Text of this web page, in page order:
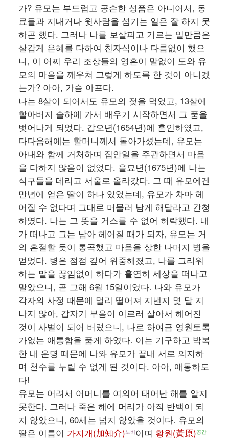
가? 유모는 부드럽고 공손한 성품은 아니어서, 동
료들과 지내거나 윗사람을 섬기는 일은 잘 하지 못
하곤 했다. 그러나 나를 보살피고 기르는 일만큼은
살갑게 은혜를 다하여 친자식이나 다름없이 했으
니, 이 어찌 우리 조상들의 영혼이 말없이 도와 유
모의 마음을 깨우쳐 그렇게 하도록 한 것이 아니겠
는가? 아아, 가슴 아프다.
나는 8살이 되어서도 유모의 젖을 먹었고, 13살에
할아버지 슬하에 가서 배우기 시작하면서 그 품을
벗어나게 되었다. 갑오년(1654년)에 혼인하였고,
다다음해에는 할머니께서 돌아가셨는데, 유모는
아내와 함께 거처하며 집안일을 주관하면서 마음
을 다하지 않음이 없었다. 을묘년(1675년)에 나는
식구들을 데리고 서울로 올라갔다. 그 때 유모에겐
만년에 얻은 딸이 하나 있었는데, 유모가 차마 헤
어질 수 없다며 그대로 머물러 남게 해달라고 간청
하였다. 나는 그 뜻을 거스를 수 없어 허락했다. 내
가 떠나고 그는 남아 헤어질 때가 되자, 유모는 거
의 혼절할 듯이 통곡했고 마음을 상한 나머지 병을
얻었다. 병은 점점 깊어 위중해졌고, 나를 그리워
하는 말을 끊임없이 하다가 홀연히 세상을 떠나고
말았으니, 곧 그해 6월 15일이었다. 나와 유모가
각자의 사정 때문에 멀리 떨어져 지낸지 몇 달 지
나지 않아, 갑자기 부음이 이르러 살아서 헤어진
것이 사별이 되어 버렸으니, 나로 하여금 영원토록
가없는 애통함을 품게 하였다. 이는 기구하고 박복
한 내 운명 때문에 나와 유모가 끝내 서로 의지하
며 천수를 누릴 수 없게 된 것이다. 아아, 애통하도
다!
유모는 어려서 어머니를 여의어 태어난 해를 알지
못한다. 그러나 죽은 해에 머리가 아직 반백이 되
지 않았으니, 60세는 넘지 않았을 것이다. 유모의
딸은 이름이 가지개(加知介)노비이며 황원(黃原)공간